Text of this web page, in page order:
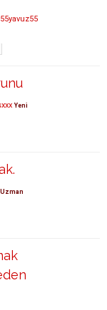
55yavuz55
Yeni
Uzman